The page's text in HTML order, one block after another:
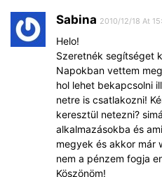
Sabina 2010/12/18 At
Helo!
Szeretnék segítséget
Napokban vettem
hol lehet bekapcsolni
netre is csatlakozni!
keresztül netezni?
alkalmazásokba és
megyek és akkor már
nem a pénzem fogja
Köszönöm!